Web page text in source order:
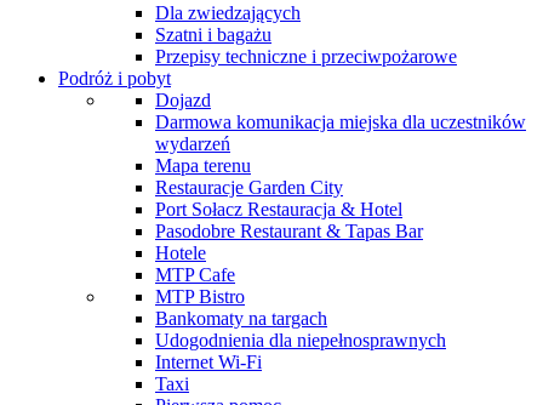
Dla zwiedzających
Szatni i bagażu
Przepisy techniczne i przeciwpożarowe
Podróż i pobyt
Dojazd
Darmowa komunikacja miejska dla uczestników
wydarzeń
Mapa terenu
Restauracje Garden City
Port Sołacz Restauracja & Hotel
Pasodobre Restaurant & Tapas Bar
Hotele
MTP Cafe
MTP Bistro
Bankomaty na targach
Udogodnienia dla niepełnosprawnych
Internet Wi-Fi
Taxi